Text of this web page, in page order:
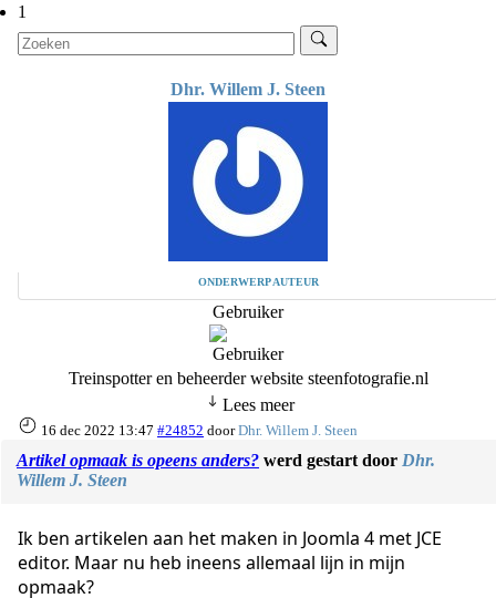
1
Dhr. Willem J. Steen
ONDERWERP AUTEUR
Gebruiker
Treinspotter en beheerder website steenfotografie.nl
Lees meer
16 dec 2022 13:47 #24852 doorDhr. Willem J. Steen
Artikel opmaak is opeens anders? werd gestart door Dhr.
Willem J. Steen
Ik ben artikelen aan het maken in Joomla 4 met JCE
editor. Maar nu heb ineens allemaal lijn in mijn
opmaak?